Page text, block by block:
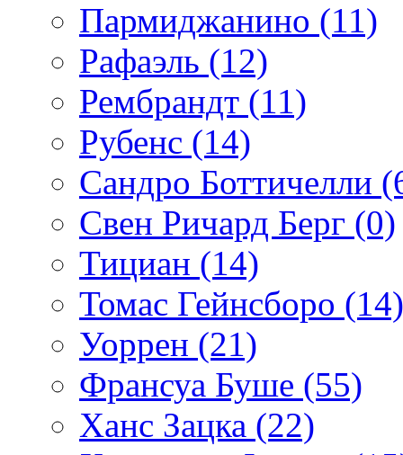
Пармиджанино (11)
Рафаэль (12)
Рембрандт (11)
Рубенс (14)
Сандро Боттичелли
Свен Ричард Берг (0)
Тициан (14)
Томас Гейнсборо (14)
Уоррен (21)
Франсуа Буше (55)
Ханс Зацка (22)